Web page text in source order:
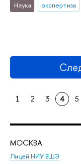
Наука экспертиза
1 2 3 4 5
МОСКВА
Лицей НИУ ВШЭ